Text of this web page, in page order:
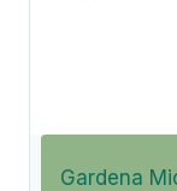
Gardena